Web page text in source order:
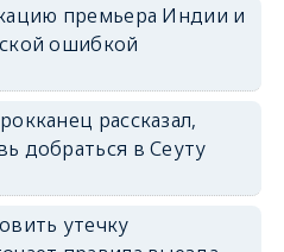
премьера Индии и
ошибкой
рассказал,
добраться в Сеуту
утечку